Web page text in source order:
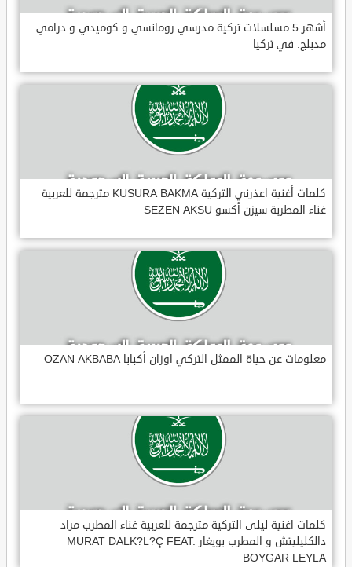
أشهر 5 مسلسلات تركية مدرسي رومانسي و كوميدي و درامي
مدبلج. في تركيا
كلمات أغنية اعذرني التركية KUSURA BAKMA مترجمة للعربية
غناء المطربة سيزن أكسو SEZEN AKSU
معلومات عن حياة الممثل التركي اوزان أكبابا OZAN AKBABA
كلمات اغنية ليلى التركية مترجمة للعربية غناء المطرب مراد
دالكليليتش و المطرب بويغار MURAT DALK?L?Ç FEAT.
BOYGAR LEYLA